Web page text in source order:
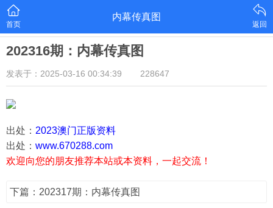
首页
内幕传真图
返回
202316期：内幕传真图
发表于：2025-03-16 00:34:39 228647
出处： 2023澳门正版资料
出处： www.670288.com
欢迎向您的朋友推荐本站或本资料，一起交流！
下篇：202317期：内幕传真图